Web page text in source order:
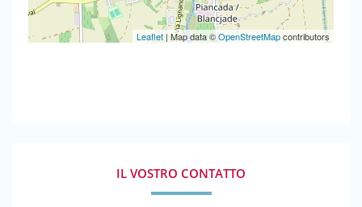
Leaflet | Map data ©OpenStreetMapcontributors
IL VOSTRO CONTATTO